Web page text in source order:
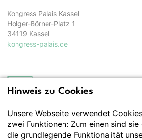
Kongress Palais Kassel
Holger-Börner-Platz 1
34119 Kassel
kongress-palais.de
Deutsche Gesellschaft
Der Wissenschaft verpflichtet - Ihre Partnerin für
Essen und Trinken
Hinweis zu Cookies
Unsere Webseite verwendet
zwei Funktionen: Zum einen sind
die grundlegende Funktionalität